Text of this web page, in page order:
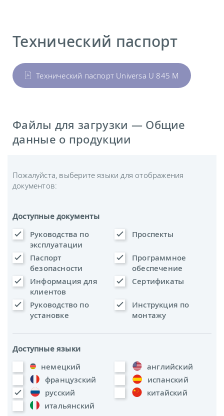
Технический паспорт
Технический паспорт Universa U 845 M
Файлы для загрузки — Общие
данные о продукции
Пожалуйста, выберите языки для отображения
документов:
Доступные документы
Руководства по
эксплуатации
Проспекты
Паспорт
безопасности
Программное
обеспечение
Информация для
клиентов
Сертификаты
Руководство по
установке
Инструкция по
монтажу
Доступные языки
немецкий
английский
французский
испанский
русский
китайский
итальянский